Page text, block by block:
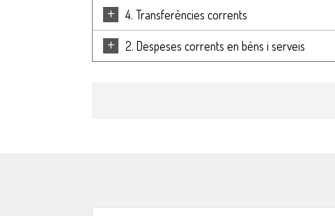
+ 4. Transferències corrents
+ 2. Despeses corrents en béns i serveis